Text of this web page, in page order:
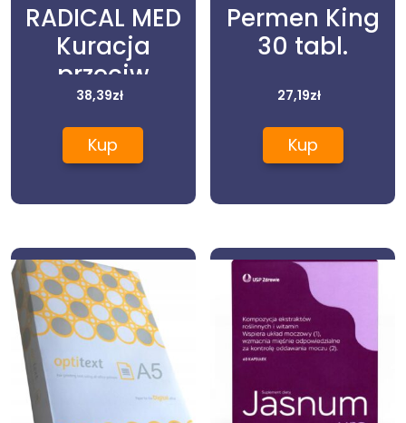
RADICAL MED
Kuracja
przeciw
wypadaniu
włosów dla
mężczyzn
38,39zł
Kup
Permen King
30 tabl.
27,19zł
Kup